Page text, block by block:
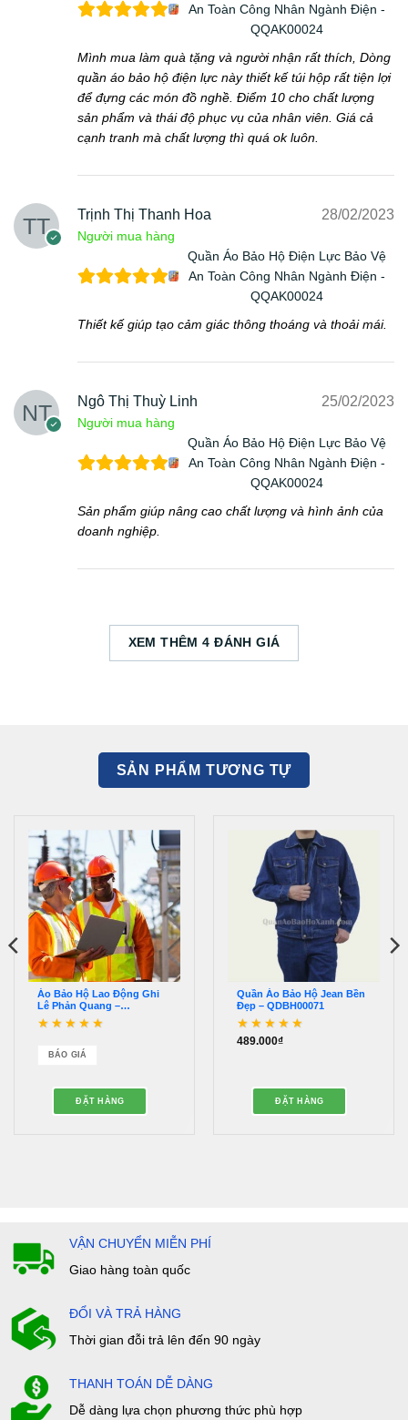
An Toàn Công Nhân Ngành Điện -
QQAK00024
Mình mua làm quà tặng và người nhận rất thích, Dòng
quần áo bảo hộ điện lực này thiết kế túi hộp rất tiện lợi
để đựng các món đồ nghề. Điểm 10 cho chất lượng
sản phẩm và thái độ phục vụ của nhân viên. Giá cả
cạnh tranh mà chất lượng thì quá ok luôn.
Trịnh Thị Thanh Hoa
Người mua hàng
28/02/2023
Quần Áo Bảo Hộ Điện Lực Bảo Vệ
An Toàn Công Nhân Ngành Điện -
QQAK00024
Thiết kế giúp tạo cảm giác thông thoáng và thoải mái.
Ngô Thị Thuỳ Linh
Người mua hàng
25/02/2023
Quần Áo Bảo Hộ Điện Lực Bảo Vệ
An Toàn Công Nhân Ngành Điện -
QQAK00024
Sản phẩm giúp nâng cao chất lượng và hình ảnh của
doanh nghiệp.
XEM THÊM 4 ĐÁNH GIÁ
SẢN PHẨM TƯƠNG TỰ
Áo Bảo Hộ Lao Động Ghi
Lê Phản Quang –
QAPQ00044
4.895 sao
BÁO GIÁ
ĐẶT HÀNG
Quần Áo Bảo Hộ Jean Bền
Đẹp – QDBH00071
Được xếp hạng
489.000₫
ĐẶT HÀNG
VẬN CHUYỂN MIỄN PHÍ
Giao hàng toàn quốc
ĐỔI VÀ TRẢ HÀNG
Thời gian đỗi trả lên đến 90 ngày
THANH TOÁN DỄ DÀNG
Dễ dàng lựa chọn phương thức phù hợp